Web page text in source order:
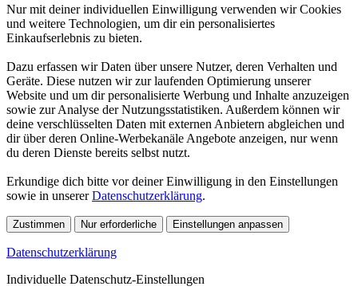
Nur mit deiner individuellen Einwilligung verwenden wir Cookies
und weitere Technologien, um dir ein personalisiertes
Einkaufserlebnis zu bieten.
Dazu erfassen wir Daten über unsere Nutzer, deren Verhalten und
Geräte. Diese nutzen wir zur laufenden Optimierung unserer
Website und um dir personalisierte Werbung und Inhalte anzuzeigen
sowie zur Analyse der Nutzungsstatistiken. Außerdem können wir
deine verschlüsselten Daten mit externen Anbietern abgleichen und
dir über deren Online-Werbekanäle Angebote anzeigen, nur wenn
du deren Dienste bereits selbst nutzt.
Erkundige dich bitte vor deiner Einwilligung in den Einstellungen
sowie in unsererDatenschutzerklärung.
Zustimmen Nur erforderliche Einstellungen anpassen
Datenschutzerklärung
Individuelle Datenschutz-Einstellungen